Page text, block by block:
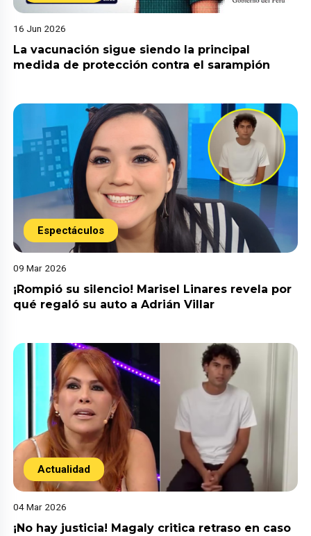
16 Jun 2026
La vacunación sigue siendo la principal
medida de protección contra el sarampión
Espectáculos
09 Mar 2026
¡Rompió su silencio! Marisel Linares revela por
qué regaló su auto a Adrián Villar
Actualidad
04 Mar 2026
¡No hay justicia! Magaly critica retraso en caso